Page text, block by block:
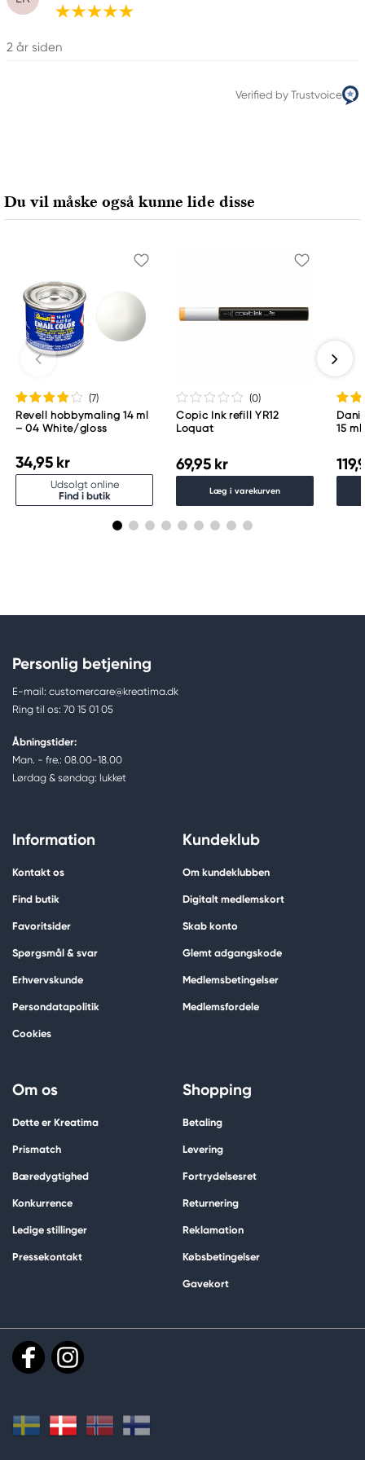
2 år siden
Verified by Trustvoice
Du vil måske også kunne lide disse
(7)
Revell hobbymaling 14 ml
– 04 White/gloss
34,95 kr
Udsolgt online
Find i butik
(0)
Copic Ink refill YR12
Loquat
69,95 kr
Læg i varekurven
15
Personlig betjening
E-mail: customercare@kreatima.dk
Ring til os: 70 15 01 05
Åbningstider:
Man. - fre.: 08.00-18.00
Lørdag & søndag: lukket
Information
Kontakt os
Find butik
Favoritsider
Spørgsmål & svar
Erhvervskunde
Persondatapolitik
Cookies
Kundeklub
Om kundeklubben
Digitalt medlemskort
Skab konto
Glemt adgangskode
Medlemsbetingelser
Medlemsfordele
Om os
Dette er Kreatima
Prismatch
Bæredygtighed
Konkurrence
Ledige stillinger
Pressekontakt
Shopping
Betaling
Levering
Fortrydelsesret
Returnering
Reklamation
Købsbetingelser
Gavekort